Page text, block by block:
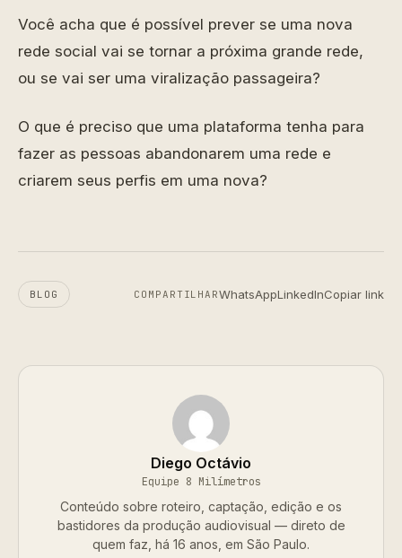
Você acha que é possível prever se uma nova
rede social vai se tornar a próxima grande rede,
ou se vai ser uma viralização passageira?
O que é preciso que uma plataforma tenha para
fazer as pessoas abandonarem uma rede e
criarem seus perfis em uma nova?
BLOG COMPARTILHARWhatsAppLinkedInCopiar link
Diego Octávio
Equipe 8 Milímetros
Conteúdo sobre roteiro, captação, edição e os
bastidores da produção audiovisual — direto de
quem faz, há 16 anos, em São Paulo.